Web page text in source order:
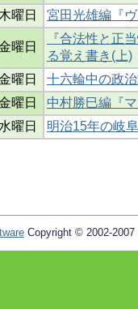
曜日
宮田光雄編『
曜日
『合法性と正
る覚え書き(上)
曜日
十六輪中の政
曜日
中村勝巳編『
曜日
明治15年の岐
Copyright © 2002-2007